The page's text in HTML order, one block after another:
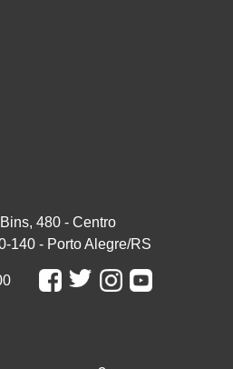
480 - Centro
140 - Porto Alegre/RS